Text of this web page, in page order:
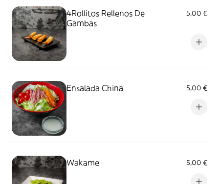
4Rollitos Rellenos De
Gambas
5,00 €
Ensalada China 5,00 €
Wakame 5,00 €